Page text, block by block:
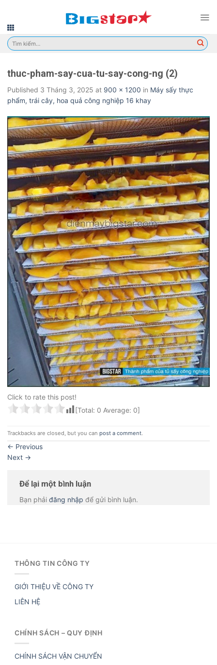
content
Tìm
kiếm:
thuc-pham-say-cua-tu-say-cong-ng (2)
Published 3 Tháng 3, 2025 at 900 × 1200 in Máy sấy thực
phẩm, trái cây, hoa quả công nghiệp 16 khay
Click to rate this post!
[Total: 0 Average: 0]
Trackbacks are closed, but you can post a comment.
← Previous
Next →
Để lại một bình luận
Bạn phải đăng nhập để gửi bình luận.
THÔNG TIN CÔNG TY
GIỚI THIỆU VỀ CÔNG TY
LIÊN HỆ
CHÍNH SÁCH – QUY ĐỊNH
CHÍNH SÁCH VẬN CHUYỂN